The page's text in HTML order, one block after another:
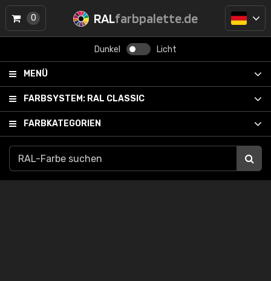
RALfarbpalette.de
Dunkel Licht
MENÜ
FARBSYSTEM: RAL CLASSIC
FARBKATEGORIEN
0